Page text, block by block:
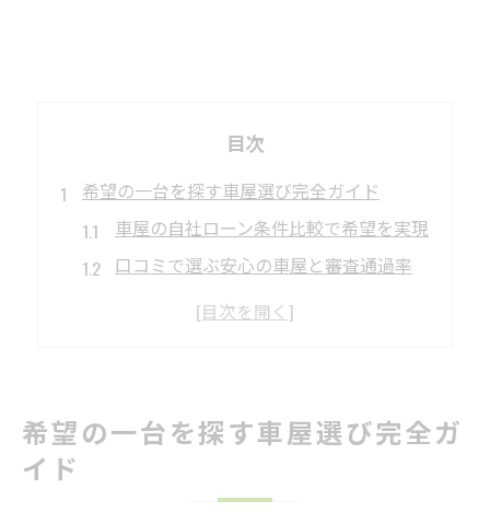
目次
希望の一台を探す車屋選び完全ガイド
車屋の自社ローン条件比較で希望を実現
口コミで選ぶ安心の車屋と審査通過率
頭金なしでも通る車屋の選び方ポイント
車屋で120回払いを上手に活用する方法
希望の一台を探す車屋選び完全ガ
イド